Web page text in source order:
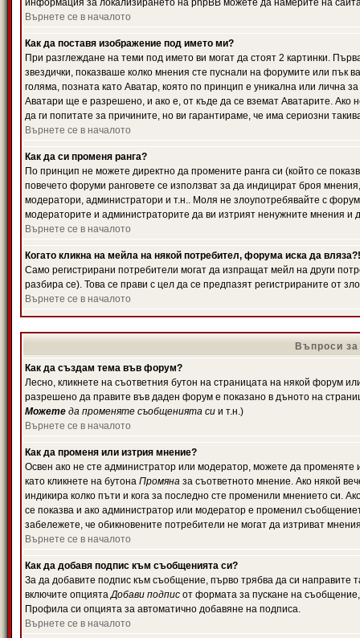
информация за локализирането на phpBB можете да намерите на
Върнете се в началото
Как да поставя изображение под името ми?
При разглеждане на теми под името ви могат да стоят 2 картинки.
звездички, показваше колко мнения сте пуснали на форумите или пък
голяма, позната като Аватар, която по принцип е уникална или лична
Аватари ще е разрешено, и ако е, от къде да се вземат Аватарите.
да ги попитате за причините, но ви гарантираме, че има сериозни
Върнете се в началото
Как да си променя ранга?
По принцип не можете директно да промените ранга си (който се
повечето форуми ранговете се използват за да индицират броя
модератори, администратори и т.н.. Моля не злоупотребявайте с
модераторите и администраторите да ви изтрият ненужните мнения и
Върнете се в началото
Когато кликна на мейла на някой потребител, форума иска да вляза?!
Само регистрирани потребители могат да изпращат мейл на други
разбира се). Това се прави с цел да се предпазят регистрираните от
Върнете се в началото
Въпроси
Как да създам тема във форум?
Лесно, кликнете на съответния бутон на страницата на някой форум
разрешено да правите във даден форум е показано в дъното на
Можете да променяте съобщенията си и т.н.)
Върнете се в началото
Как да променя или изтрия мнение?
Освен ако не сте администратор или модератор, можете да
като кликнете на бутона Промяна за съответното мнение. Ако някой
индикира колко пъти и кога за последно сте променили мнението си.
се показва и ако администратор или модератор е променил
забележете, че обикновените потребители не могат да изтриват
Върнете се в началото
Как да добавя подпис към съобщенията си?
За да добавите подпис към съобщение, първо трябва да си
включите опциятаДобави подпис от формата за пускане на
Профила си опцията за автоматично добавяне на подписа.
Върнете се в началото